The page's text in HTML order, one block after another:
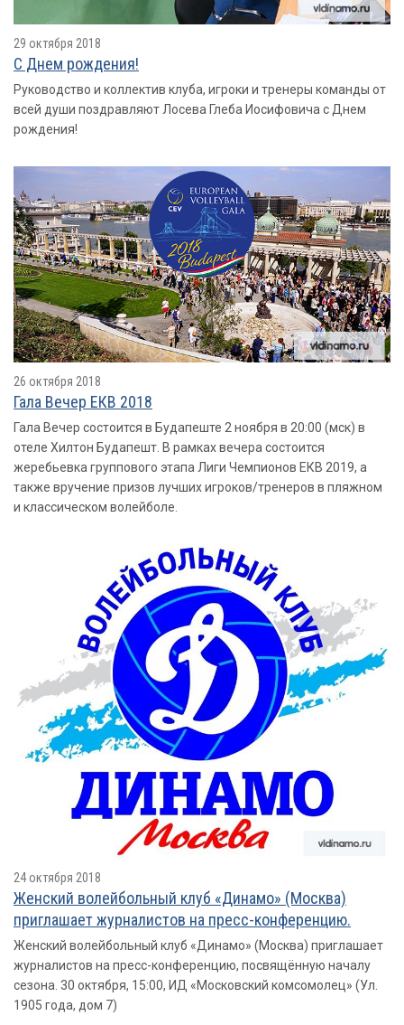
29 октября 2018
С Днем рождения!
Руководство и коллектив клуба, игроки и тренеры команды от
всей души поздравляют Лосева Глеба Иосифовича с Днем
рождения!
26 октября 2018
Гала Вечер ЕКВ 2018
Гала Вечер состоится в Будапеште 2 ноября в 20:00 (мск) в
отеле Хилтон Будапешт. В рамках вечера состоится
жеребьевка группового этапа Лиги Чемпионов ЕКВ 2019, а
также вручение призов лучших игроков/тренеров в пляжном
и классическом волейболе.
24 октября 2018
Женский волейбольный клуб «Динамо» (Москва)
приглашает журналистов на пресс-конференцию.
Женский волейбольный клуб «Динамо» (Москва) приглашает
журналистов на пресс-конференцию, посвящённую началу
сезона. 30 октября, 15:00, ИД «Московский комсомолец» (Ул.
1905 года, дом 7)